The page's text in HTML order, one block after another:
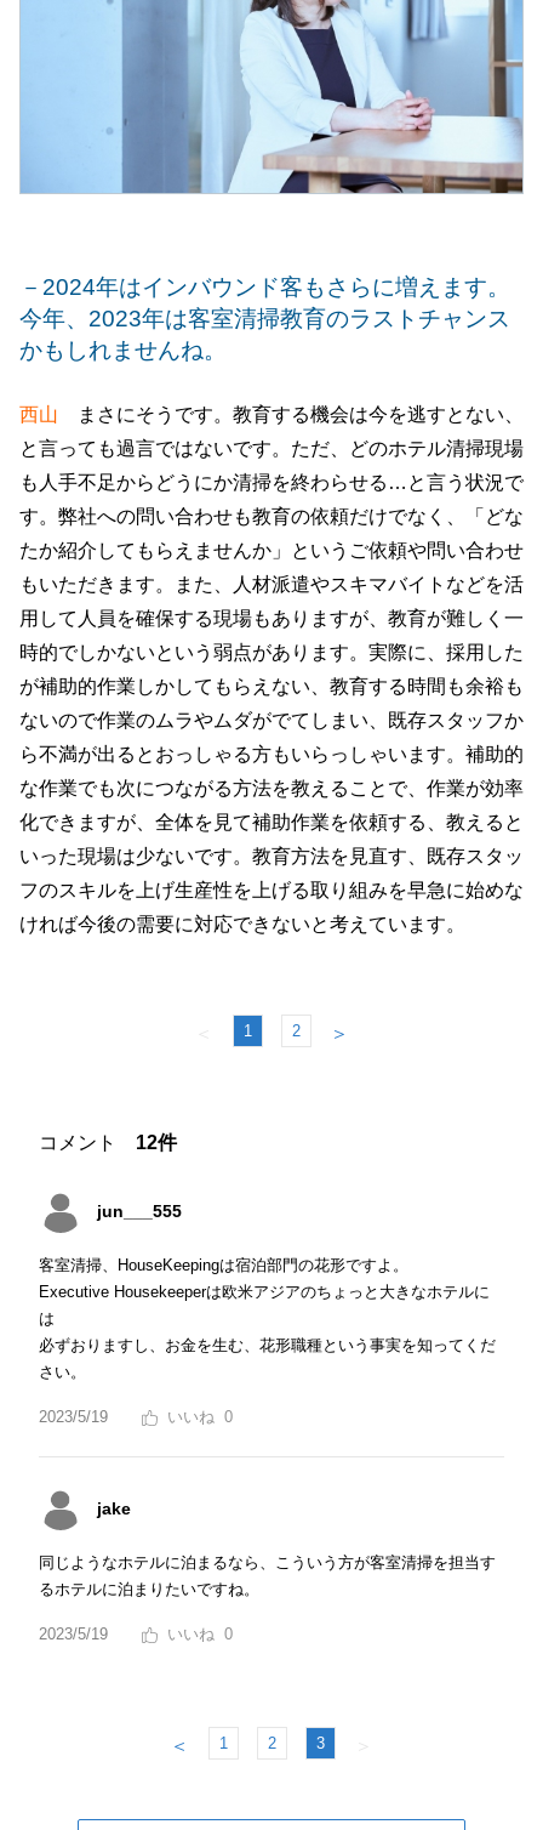
－2024年はインバウンド客もさらに増えます。
今年、2023年は客室清掃教育のラストチャンス
かもしれませんね。
西山 まさにそうです。教育する機会は今を逃すとない、
と言っても過言ではないです。ただ、どのホテル清掃現場
も人手不足からどうにか清掃を終わらせる…と言う状況で
す。弊社への問い合わせも教育の依頼だけでなく、「どな
たか紹介してもらえませんか」というご依頼や問い合わせ
もいただきます。また、人材派遣やスキマバイトなどを活
用して人員を確保する現場もありますが、教育が難しく一
時的でしかないという弱点があります。実際に、採用した
が補助的作業しかしてもらえない、教育する時間も余裕も
ないので作業のムラやムダがでてしまい、既存スタッフか
ら不満が出るとおっしゃる方もいらっしゃいます。補助的
な作業でも次につながる方法を教えることで、作業が効率
化できますが、全体を見て補助作業を依頼する、教えると
いった現場は少ないです。教育方法を見直す、既存スタッ
フのスキルを上げ生産性を上げる取り組みを早急に始めな
ければ今後の需要に対応できないと考えています。
＜ 1 2 ＞
コメント 12件
jun___555
客室清掃、HouseKeepingは宿泊部門の花形ですよ。
Executive Housekeeperは欧米アジアのちょっと大きなホテルに
は
必ずおりますし、お金を生む、花形職種という事実を知ってくだ
さい。
2023/5/19 0
jake
同じようなホテルに泊まるなら、こういう方が客室清掃を担当す
るホテルに泊まりたいですね。
2023/5/19 0
＜ 1 2 3 ＞